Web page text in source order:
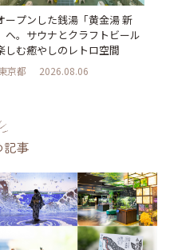
ープンした銭湯「黄金湯 新
へ。サウナとクラフトビール
しむ癒やしのレトロ空間
京都 2026.08.06
記事